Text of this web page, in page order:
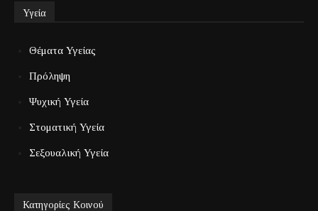
Υγεία
Θέματα Υγείας
Πρόληψη
Ψυχική Υγεία
Στοματική Υγεία
Σεξουαλική Υγεία
Κατηγορίες Κοινού